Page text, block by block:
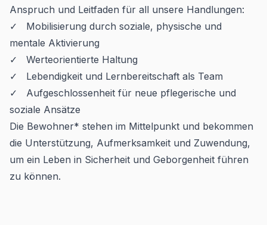
Anspruch und Leitfaden für all unsere Handlungen:
✓ Mobilisierung durch soziale, physische und
mentale Aktivierung
✓ Werteorientierte Haltung
✓ Lebendigkeit und Lernbereitschaft als Team
✓ Aufgeschlossenheit für neue pflegerische und
soziale Ansätze
Die Bewohner* stehen im Mittelpunkt und bekommen
die Unterstützung, Aufmerksamkeit und Zuwendung,
um ein Leben in Sicherheit und Geborgenheit führen
zu können.